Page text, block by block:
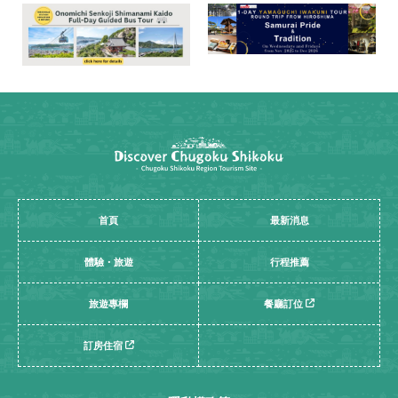
首頁 最新消息
體驗・旅遊 行程推薦
旅遊專欄 餐廳訂位
訂房住宿